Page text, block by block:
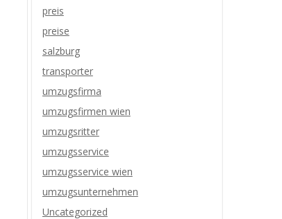
preis
preise
salzburg
transporter
umzugsfirma
umzugsfirmen wien
umzugsritter
umzugsservice
umzugsservice wien
umzugsunternehmen
Uncategorized